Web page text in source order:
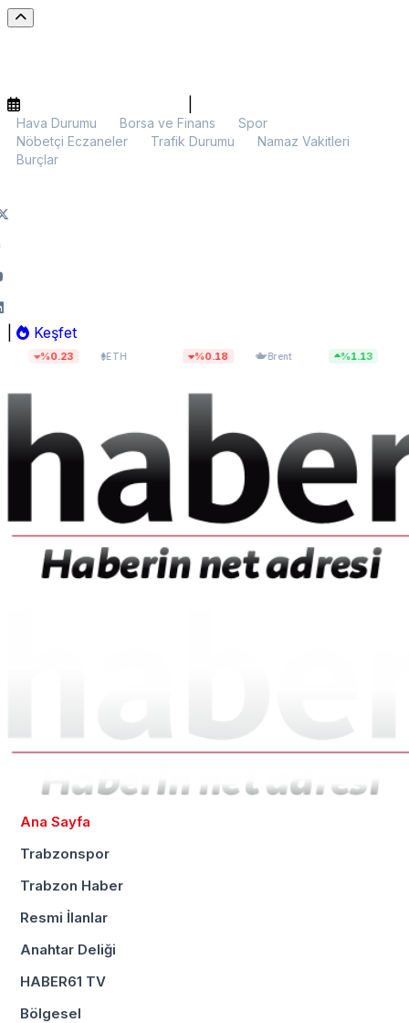
Hava Durumu Borsa ve Finans
Spor
Nöbetçi Eczaneler
Trafik Durumu
Namaz Vakitleri
Burçlar
Keşfet
ETH$1.914,07 Brent $83,42 %1.13 BIST 100
Ana Sayfa
Trabzonspor
Trabzon Haber
Resmi İlanlar
Anahtar Deliği
HABER61 TV
Bölgesel